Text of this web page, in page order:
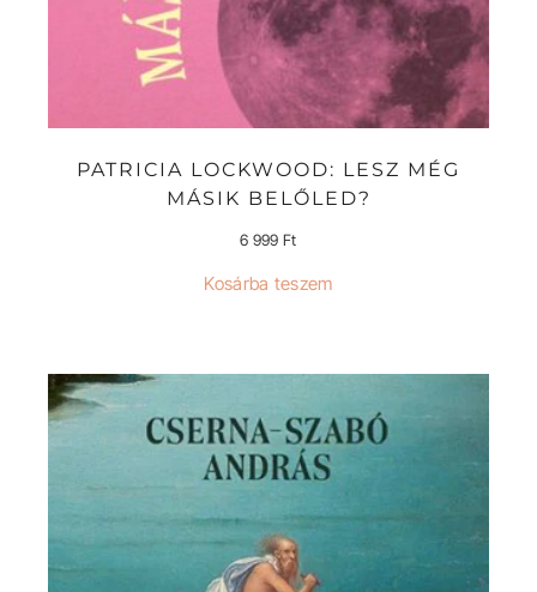
PATRICIA LOCKWOOD: LESZ MÉG
MÁSIK BELŐLED?
6 999Ft
Kosárba teszem